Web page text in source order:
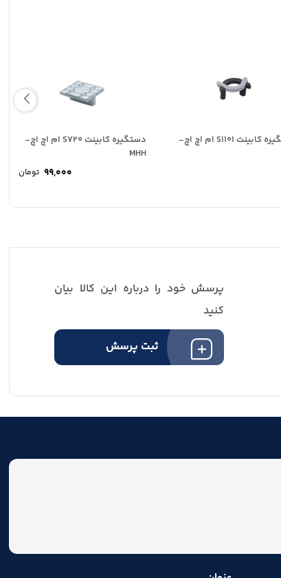
دستگیره کابینت S1101 ام اچ اچ-
دستگیره کابینت S720 ام اچ اچ-
MHH
99,000 تومان
پرسش خود را درباره این کالا بیان
کنید
ثبت پرسش